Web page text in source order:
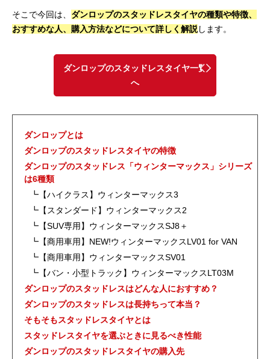
そこで今回は、 ダンロップのスタッドレスタイヤの種類や特徴、
おすすめな人、購入方法などについて詳しく解説します。
ダンロップのスタッドレスタイヤ一覧
へ
ダンロップとは
ダンロップのスタッドレスタイヤの特徴
ダンロップのスタッドレス「ウィンターマックス」シリーズ
は6種類
┗【ハイクラス】ウィンターマックス3
┗【スタンダード】ウィンターマックス2
┗【SUV専用】ウィンターマックスSJ8＋
┗【商用車用】NEW!ウィンターマックスLV01 for VAN
┗【商用車用】ウィンターマックスSV01
┗【バン・小型トラック】ウィンターマックスLT03M
ダンロップのスタッドレスはどんな人におすすめ？
ダンロップのスタッドレスは長持ちって本当？
そもそもスタッドレスタイヤとは
スタッドレスタイヤを選ぶときに見るべき性能
ダンロップのスタッドレスタイヤの購入先